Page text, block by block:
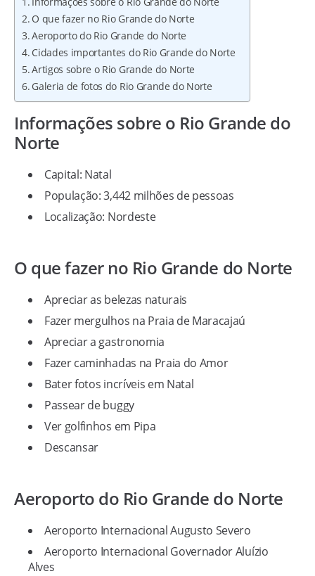
O que fazer no Rio Grande do Norte
Aeroporto do Rio Grande do Norte
Cidades importantes do Rio Grande do Norte
Artigos sobre o Rio Grande do Norte
Galeria de fotos do Rio Grande do Norte
Informações sobre o Rio Grande do
Norte
Capital: Natal
População: 3,442 milhões de pessoas
Localização: Nordeste
O que fazer no Rio Grande do Norte
Apreciar as belezas naturais
Fazer mergulhos na Praia de Maracajaú
Apreciar a gastronomia
Fazer caminhadas na Praia do Amor
Bater fotos incríveis em Natal
Passear de buggy
Ver golfinhos em Pipa
Descansar
Aeroporto do Rio Grande do Norte
Aeroporto Internacional Augusto Severo
Aeroporto Internacional Governador Aluízio
Alves